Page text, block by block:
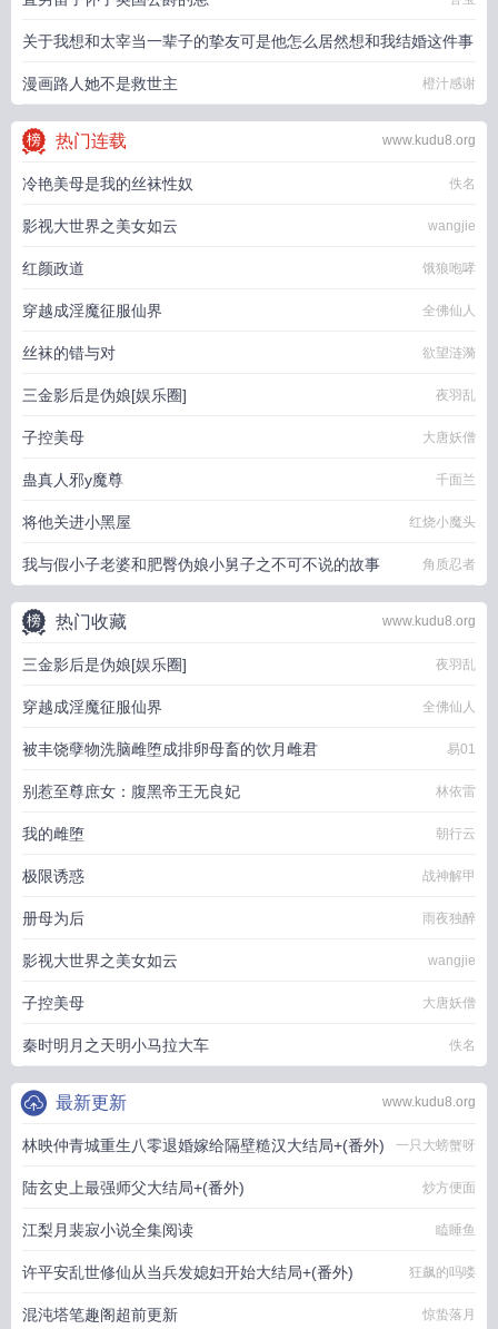
关于我想和太宰当一辈子的挚友可是他怎么居然想和我结婚这件事
江枝亚罗
漫画路人她不是救世主 橙汁感谢
www.kudu8.org
热门连载
冷艳美母是我的丝袜性奴 佚名
影视大世界之美女如云 wangjie
红颜政道 饿狼咆哮
穿越成淫魔征服仙界 全佛仙人
丝袜的错与对 欲望涟漪
三金影后是伪娘[娱乐圈] 夜羽乱
子控美母 大唐妖僧
蛊真人邪y魔尊 千面兰
将他关进小黑屋 红烧小魔头
我与假小子老婆和肥臀伪娘小舅子之不可不说的故事 角质忍者
www.kudu8.org
热门收藏
三金影后是伪娘[娱乐圈] 夜羽乱
穿越成淫魔征服仙界 全佛仙人
被丰饶孽物洗脑雌堕成排卵母畜的饮月雌君 易01
别惹至尊庶女：腹黑帝王无良妃 林依雷
我的雌堕 朝行云
极限诱惑 战神解甲
册母为后 雨夜独醉
影视大世界之美女如云 wangjie
子控美母 大唐妖僧
秦时明月之天明小马拉大车 佚名
www.kudu8.org
最新更新
林映仲青城重生八零退婚嫁给隔壁糙汉大结局+(番外) 一只大螃蟹呀
陆玄史上最强师父大结局+(番外) 炒方便面
江梨月裴寂小说全集阅读 瞌睡鱼
许平安乱世修仙从当兵发媳妇开始大结局+(番外) 狂飙的吗喽
混沌塔笔趣阁超前更新 惊蛰落月